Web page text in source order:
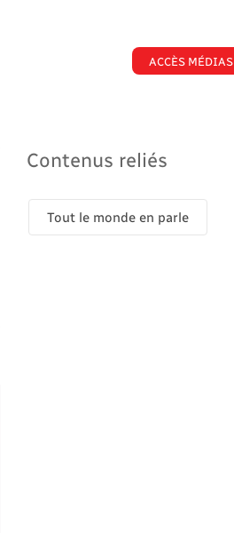
ACCÈS MÉDIAS
Contenus reliés
Tout le monde en parle